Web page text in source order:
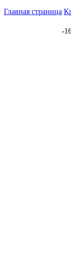
Главная страница
-